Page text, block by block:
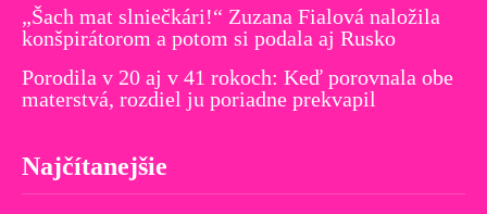
„Šach mat slniečkári!“ Zuzana Fialová naložila
konšpirátorom a potom si podala aj Rusko
Porodila v 20 aj v 41 rokoch: Keď porovnala obe
materstvá, rozdiel ju poriadne prekvapil
Najčítanejšie